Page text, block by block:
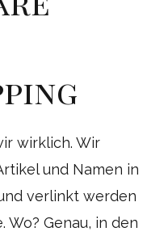
wirklich. Wir
und Namen in
verlinkt werden
Wo? Genau, in den